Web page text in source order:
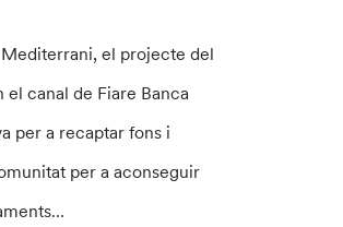
el projecte del
canal de Fiare Banca
per a recaptar fons i
per a aconseguir